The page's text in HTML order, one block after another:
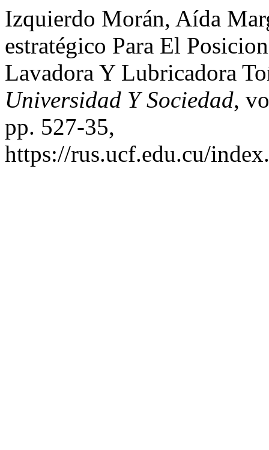
Izquierdo Morán, Aída
estratégico Para El
Lavadora Y Lubricadora
Universidad Y Sociedad,
pp. 527-35,
https://rus.ucf.edu.cu/